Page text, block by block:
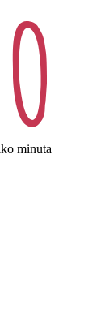
minuta